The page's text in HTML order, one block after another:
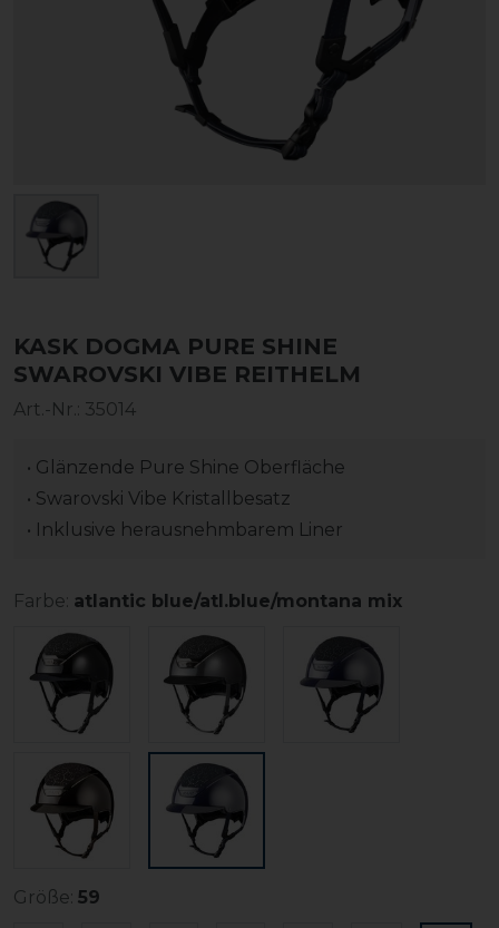
KASK DOGMA PURE SHINE
SWAROVSKI VIBE REITHELM
Art.-Nr.: 35014
• Glänzende Pure Shine Oberfläche
• Swarovski Vibe Kristallbesatz
• Inklusive herausnehmbarem Liner
Farbe: atlantic blue/atl.blue/montana mix
Größe: 59